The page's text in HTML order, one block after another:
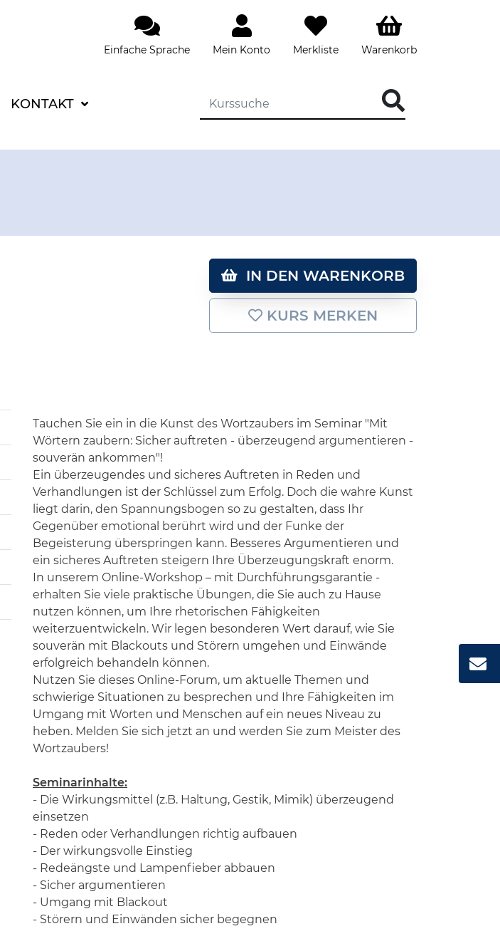
Einfache Sprache Mein Konto Merkliste Warenkorb
KONTAKT
IN DEN WARENKORB
KURS MERKEN
Tauchen Sie ein in die Kunst des Wortzaubers im Seminar "Mit
Wörtern zaubern: Sicher auftreten - überzeugend argumentieren -
souverän ankommen"!
Ein überzeugendes und sicheres Auftreten in Reden und
Verhandlungen ist der Schlüssel zum Erfolg. Doch die wahre Kunst
liegt darin, den Spannungsbogen so zu gestalten, dass Ihr
Gegenüber emotional berührt wird und der Funke der
Begeisterung überspringen kann. Besseres Argumentieren und
ein sicheres Auftreten steigern Ihre Überzeugungskraft enorm.
In unserem Online-Workshop – mit Durchführungsgarantie -
erhalten Sie viele praktische Übungen, die Sie auch zu Hause
nutzen können, um Ihre rhetorischen Fähigkeiten
weiterzuentwickeln. Wir legen besonderen Wert darauf, wie Sie
souverän mit Blackouts und Störern umgehen und Einwände
erfolgreich behandeln können.
Nutzen Sie dieses Online-Forum, um aktuelle Themen und
schwierige Situationen zu besprechen und Ihre Fähigkeiten im
Umgang mit Worten und Menschen auf ein neues Niveau zu
heben. Melden Sie sich jetzt an und werden Sie zum Meister des
Wortzaubers!
Seminarinhalte:
- Die Wirkungsmittel (z.B. Haltung, Gestik, Mimik) überzeugend
einsetzen
- Reden oder Verhandlungen richtig aufbauen
- Der wirkungsvolle Einstieg
- Redeängste und Lampenfieber abbauen
- Sicher argumentieren
- Umgang mit Blackout
- Störern und Einwänden sicher begegnen